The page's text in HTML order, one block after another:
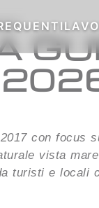
con focus
vista
turisti e locali